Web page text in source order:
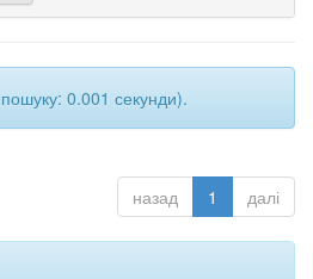
пошуку: 0.001 секунди).
назад 1 далі